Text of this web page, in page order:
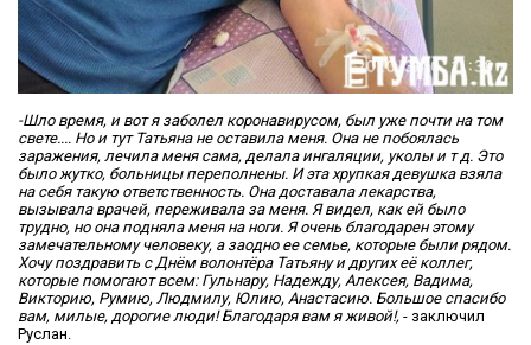
-Шло время, и вот я заболел коронавирусом, был уже почти на том
свете.... Но и тут Татьяна не оставила меня. Она не побоялась
заражения, лечила меня сама, делала ингаляции, уколы и т д. Это
было жутко, больницы переполнены. И эта хрупкая девушка взяла
на себя такую ответственность. Она доставала лекарства,
вызывала врачей, переживала за меня. Я видел, как ей было
трудно, но она подняла меня на ноги. Я очень благодарен этому
замечательному человеку, а заодно ее семье, которые были рядом.
Хочу поздравить с Днём волонтёра Татьяну и других её коллег,
которые помогают всем: Гульнару, Надежду, Алексея, Вадима,
Викторию, Румию, Людмилу, Юлию, Анастасию. Большое спасибо
вам, милые, дорогие люди! Благодаря вам я живой!, - заключил
Руслан.